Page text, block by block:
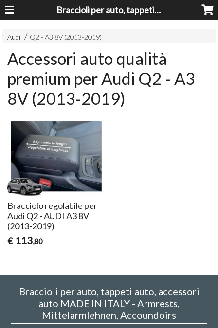
Braccioli per auto, tappeti auto, accessori auto MADE IN ITALY - Armrests, Mittelarmlehnen, Accoundoirs
Audi Q2 - A3 8V (2013-2019)
Accessori auto qualità
premium per Audi Q2 - A3
8V (2013-2019)
Bracciolo regolabile per
Audi Q2 - AUDI A3 8V
(2013-2019)
€ 113,80
Braccioli per auto, tappeti auto, accessori
auto MADE IN ITALY - Armrests,
Mittelarmlehnen, Accoundoirs